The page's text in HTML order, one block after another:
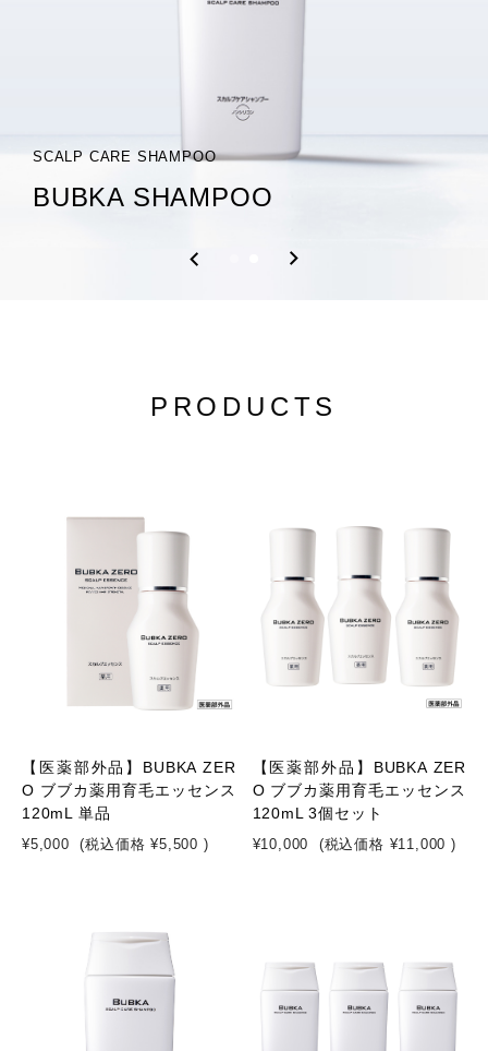
SCALP CARE SHAMPOO
BUBKA SHAMPOO
PRODUCTS
【医薬部外品】BUBKA ZER
O ブブカ薬用育毛エッセンス
120mL 単品
¥5,000 (税込価格 ¥5,500 )
【医薬部外品】BUBKA ZER
O ブブカ薬用育毛エッセンス
120mL 3個セット
¥10,000 (税込価格 ¥11,000 )